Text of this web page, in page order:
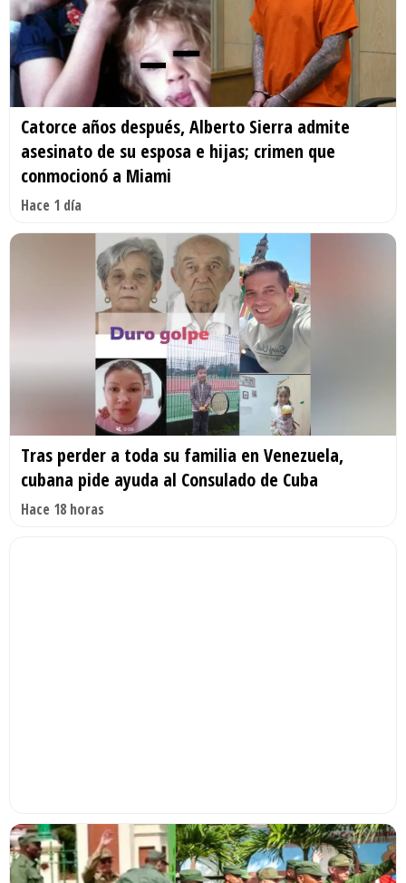
Catorce años después, Alberto Sierra admite
asesinato de su esposa e hijas; crimen que
conmocionó a Miami
Hace 1 día
Tras perder a toda su familia en Venezuela,
cubana pide ayuda al Consulado de Cuba
Hace 18 horas